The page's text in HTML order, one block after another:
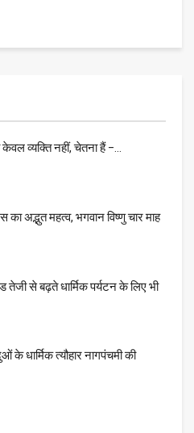
केवल व्यक्ति नहीं, चेतना हैं –…
का अद्भुत महत्व, भगवान विष्णु चार माह
तेजी से बढ़ते धार्मिक पर्यटन के लिए भी
के धार्मिक त्यौहार नागपंचमी की